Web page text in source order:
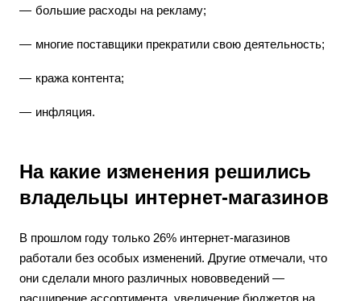
большие расходы на рекламу;
многие поставщики прекратили свою деятельность;
кража контента;
инфляция.
На какие изменения решились
владельцы интернет-магазинов
В прошлом году только 26% интернет-магазинов
работали без особых изменений. Другие отмечали, что
они сделали много различных нововведений —
расширение ассортимента, увеличение бюджетов на